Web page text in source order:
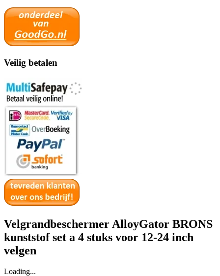
Veilig betalen
Velgrandbeschermer AlloyGator BRONS
kunststof set a 4 stuks voor 12-24 inch
velgen
Loading...